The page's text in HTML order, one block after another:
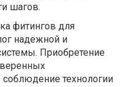
шагов.
фитингов для
надежной и
Приобретение
соблюдение технологии